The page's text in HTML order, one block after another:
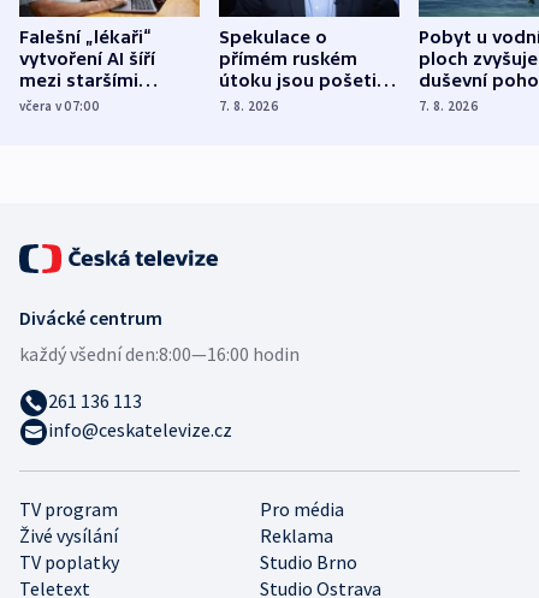
Falešní „lékaři“
vytvoření AI šíří
mezi staršími
Poláky nebezpečné
včera v 07:00
Spekulace o
přímém ruském
útoku jsou pošetilé,
míní estonský
7. 8. 2026
Pobyt u
ploch zvyšuje
duševní
ukázala
7. 8. 2026
TV program
Pro média
Živé vysílání
Reklama
TV poplatky
Studio Brno
Teletext
Studio Ostrava
Divácké centrum
každý všední den:8:00—16:00 hodin
261 136 113
info@ceskatelevize.cz